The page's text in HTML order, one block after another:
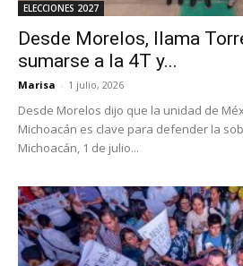
ELECCIONES 2027
Desde Morelos, llama
sumarse a la 4T y...
Marisa - 1 julio, 2026
Desde Morelos dijo que la unidad de
Michoacán es clave para defender la
Michoacán, 1 de julio...